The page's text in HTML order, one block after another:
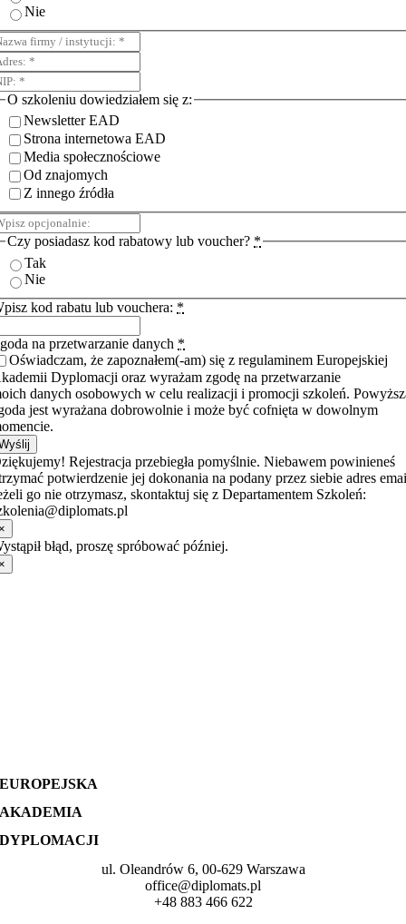
Nie
O szkoleniu dowiedziałem się z:
Newsletter EAD
Strona internetowa EAD
Media społecznościowe
Od znajomych
Z innego źródła
Czy posiadasz kod rabatowy lub voucher? *
Tak
Nie
kod rabatu lub vouchera: *
na przetwarzanie danych *
Oświadczam, że zapoznałem(-am) się z regulaminem Europejskiej
Dyplomacji oraz wyrażam zgodę na przetwarzanie
danych osobowych w celu realizacji i promocji szkoleń.
jest wyrażana dobrowolnie i może być cofnięta w dowolnym
Rejestracja przebiegła pomyślnie. Niebawem powinieneś
potwierdzenie jej dokonania na podany przez siebie adres
go nie otrzymasz, skontaktuj się z Departamentem Szkoleń:
błąd, proszę spróbować później.
EUROPEJSKA
AKADEMIA
DYPLOMACJI
ul. Oleandrów 6, 00-629 Warszawa
office@diplomats.pl
+48 883 466 622